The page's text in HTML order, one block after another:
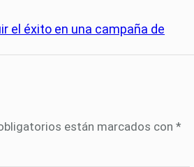
el éxito en una campaña de
están marcados con *